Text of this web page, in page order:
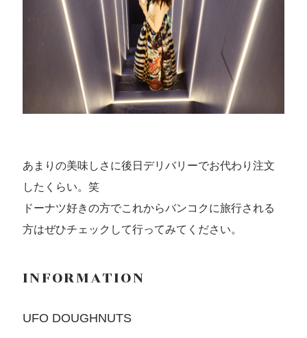
あまりの美味しさに後日デリバリーでお代わり注文
したくらい。笑
ドーナツ好きの方でこれからバンコクに旅行される
方はぜひチェックして行ってみてください。
INFORMATION
UFO DOUGHNUTS